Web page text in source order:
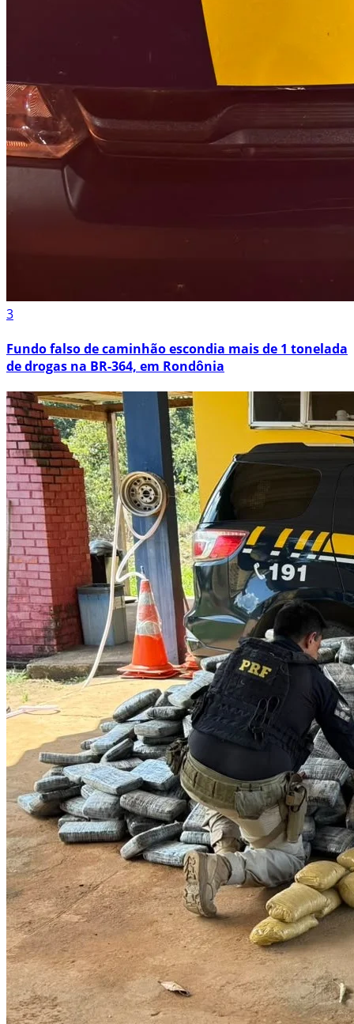
3
Fundo falso de caminhão escondia mais de 1 tonelada
de drogas na BR-364, em Rondônia